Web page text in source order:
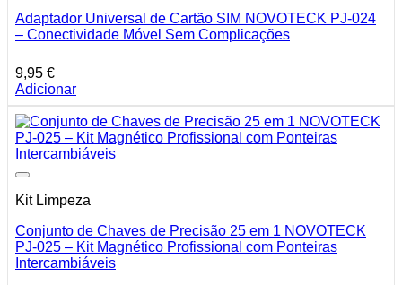
Adaptador Universal de Cartão SIM NOVOTECK PJ-024
– Conectividade Móvel Sem Complicações
9,95 €
Adicionar
Kit Limpeza
Conjunto de Chaves de Precisão 25 em 1 NOVOTECK
PJ-025 – Kit Magnético Profissional com Ponteiras
Intercambiáveis